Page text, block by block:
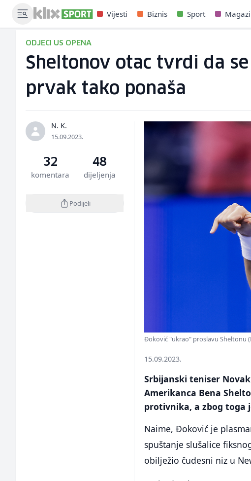
Vijesti Biznis Sport
ODJECI US OPENA
Sheltonov otac tvrdi da
prvak tako ponaša
N. K.
15.09.2023.
32
komentara
48
dijeljenja
Podijeli
Đoković "ukrao" proslavu Sheltonu
15.09.2023.
Srbijanski teniser
Amerikanca Bena
protivnika, a zbog toga
Naime, Đoković je
spuštanje slušalice
obilježio čudesni niz u